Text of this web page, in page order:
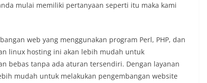
mulai memiliki pertanyaan seperti itu maka kami
web yang menggunakan program Perl, PHP, dan
linux hosting ini akan lebih mudah untuk
bebas tanpa ada aturan tersendiri. Dengan layanan
mudah untuk melakukan pengembangan website